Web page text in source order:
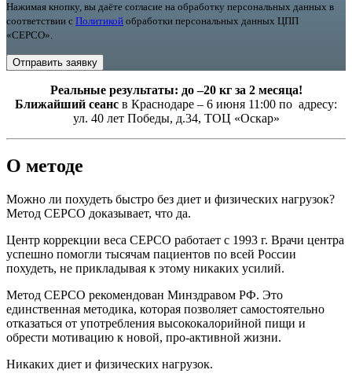
Нажимая кнопку, вы даёте согласие на обработку персональных данных в
соответствии с Политикой обработки персональных данных ЦПП
«СЕРСО».
Реальные результаты: до –20 кг за 2 месяца!
Ближайший сеанс в Краснодаре – 6 июня 11:00 по адресу:
ул. 40 лет Победы, д.34, ТОЦ «Оскар»
О методе
Можно ли похудеть быстро без диет и физических нагрузок?
Метод СЕРСО доказывает, что да.
Центр коррекции веса СЕРСО работает с 1993 г. Врачи центра
успешно помогли тысячам пациентов по всей России
похудеть, не прикладывая к этому никаких усилий.
Метод СЕРСО рекомендован Минздравом РФ. Это
единственная методика, которая позволяет самостоятельно
отказаться от употребления высококалорийной пищи и
обрести мотивацию к новой, про-активной жизни.
Никаких диет и физических нагрузок.